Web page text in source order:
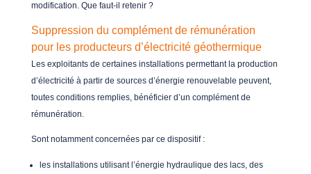
modification. Que faut-il retenir ?
Suppression du complément de rémunération
pour les producteurs d’électricité géothermique
Les exploitants de certaines installations permettant la production
d’électricité à partir de sources d’énergie renouvelable peuvent,
toutes conditions remplies, bénéficier d’un complément de
rémunération.
Sont notamment concernées par ce dispositif :
les installations utilisant l’énergie hydraulique des lacs, des